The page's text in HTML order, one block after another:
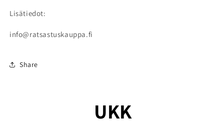
Lisätiedot:
info@ratsastuskauppa.fi
Share
UKK